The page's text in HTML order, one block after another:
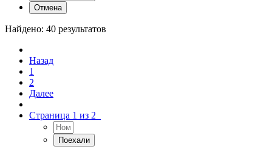
Отмена
Найдено: 40 результатов
Назад
1
2
Далее
Страница 1 из 2